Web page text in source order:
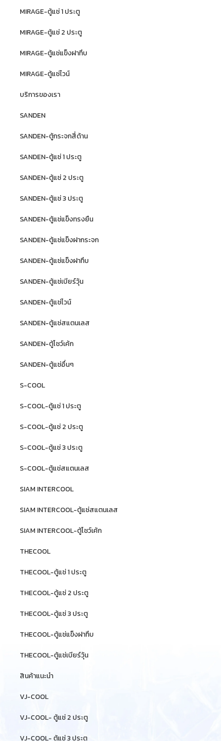
MIRAGE-ตู้แช่ 1 ประตู
MIRAGE-ตู้แช่ 2 ประตู
MIRAGE-ตู้แช่แข็งฝาทึบ
MIRAGE-ตู้แช่ไวน์
บริการของเรา
SANDEN
SANDEN-ตู้กระจกสี่ด้าน
SANDEN-ตู้แช่ 1 ประตู
SANDEN-ตู้แช่ 2 ประตู
SANDEN-ตู้แช่ 3 ประตู
SANDEN-ตู้แช่แข็งทรงยืน
SANDEN-ตู้แช่แข็งฝากระจก
SANDEN-ตู้แช่แข็งฝาทึบ
SANDEN-ตู้แช่เบียร์วุ้น
SANDEN-ตู้แช่ไวน์
SANDEN-ตู้แช่สแตนเลส
SANDEN-ตู้โชว์เค้ก
SANDEN-ตู้แช่อื่นๆ
S-COOL
S-COOL-ตู้แช่ 1 ประตู
S-COOL-ตู้แช่ 2 ประตู
S-COOL-ตู้แช่ 3 ประตู
S-COOL-ตู้แช่สแตนเลส
SIAM INTERCOOL
SIAM INTERCOOL-ตู้แช่สแตนเลส
SIAM INTERCOOL-ตู้โชว์เค้ก
THECOOL
THECOOL-ตู้แช่ 1 ประตู
THECOOL-ตู้แช่ 2 ประตู
THECOOL-ตู้แช่ 3 ประตู
THECOOL-ตู้แช่แข็งฝาทึบ
THECOOL-ตู้แช่เบียร์วุ้น
สินค้าแนะนำ
VJ-COOL
VJ-COOL- ตู้แช่ 2 ประตู
VJ-COOL- ตู้แช่ 3 ประตู